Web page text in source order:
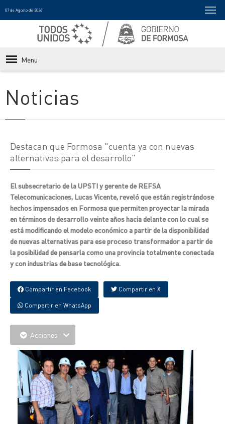
07 de Agosto de 2026
Menu
Noticias
Destacan que Formosa "cuenta ya con nuevas
alternativas para el desarrollo"
El subsecretario de la UPSTI y gerente de REFSA
Telecomunicaciones, Lucas Vicente, reveló que están registrándose
hechos impensados en Formosa que permiten proyectar la mirada
en términos de desarrollo veinte años hacia delante con lo cual se
está modificando el modelo económico a partir de la disponibilidad
de nuevas alternativas para ese proceso transformador a partir de
la posibilidad de pensarla como una provincia totalmente conectada
y con industrias de base tecnológica.
Compartir en Facebook Compartir en X
Compartir en WhatsApp
Acciones